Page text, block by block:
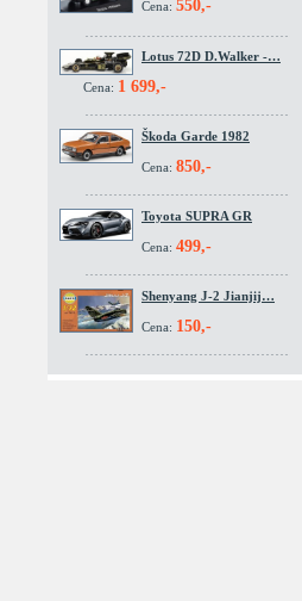
Cena: 550,-
Lotus 72D D.Walker -…
Cena: 1 699,-
Škoda Garde 1982
Cena: 850,-
Toyota SUPRA GR
Cena: 499,-
Shenyang J-2 Jianjij…
Cena: 150,-